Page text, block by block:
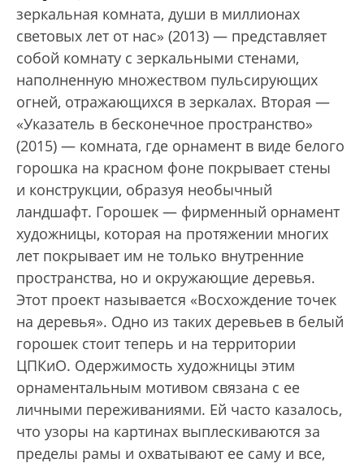
зеркальная комната, души в миллионах
световых лет от нас» (2013) — представляет
собой комнату с зеркальными стенами,
наполненную множеством пульсирующих
огней, отражающихся в зеркалах. Вторая —
«Указатель в бесконечное пространство»
(2015) — комната, где орнамент в виде белого
горошка на красном фоне покрывает стены
и конструкции, образуя необычный
ландшафт. Горошек — фирменный орнамент
художницы, которая на протяжении многих
лет покрывает им не только внутренние
пространства, но и окружающие деревья.
Этот проект называется «Восхождение точек
на деревья». Одно из таких деревьев в белый
горошек стоит теперь и на территории
ЦПКиО. Одержимость художницы этим
орнаментальным мотивом связана с ее
личными переживаниями. Ей часто казалось,
что узоры на картинах выплескиваются за
пределы рамы и охватывают ее саму и все,